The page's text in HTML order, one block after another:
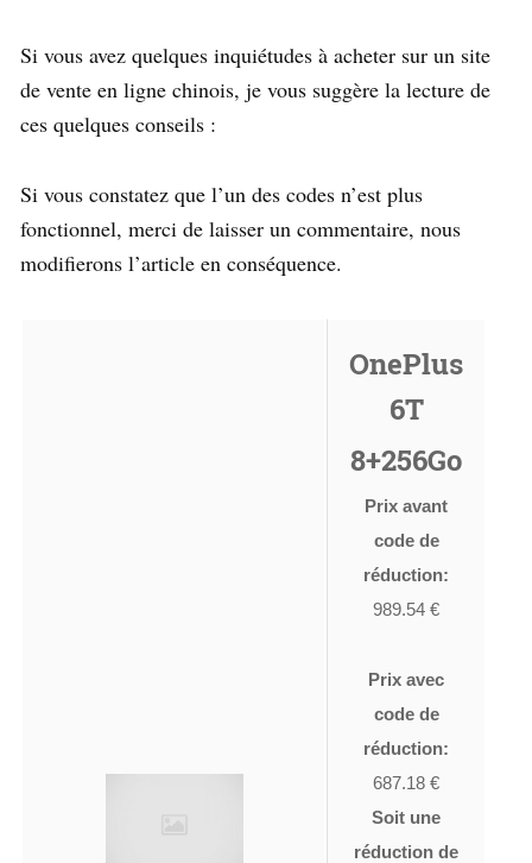
Si vous avez quelques inquiétudes à acheter sur un site
de vente en ligne chinois, je vous suggère la lecture de
ces quelques conseils :
Si vous constatez que l’un des codes n’est plus
fonctionnel, merci de laisser un commentaire, nous
modifierons l’article en conséquence.
OnePlus
6T
8+256Go
Prix avant
code de
réduction:
989.54 €
Prix avec
code de
réduction:
687.18 €
Soit une
réduction de